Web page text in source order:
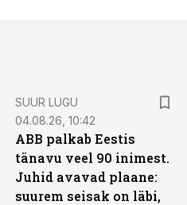
SUUR LUGU
04.08.26, 10:42
ABB palkab Eestis
tänavu veel 90 inimest.
Juhid avavad plaane:
suurem seisak on läbi,